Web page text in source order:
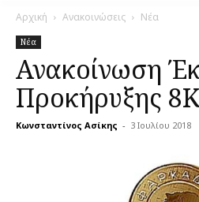
Αρχική Ανακοινώσεις Νέα
Νέα
Ανακοίνωση
Προκήρυξης
Κωνσταντίνος Ασίκης - 3 Ιουλίου 2018